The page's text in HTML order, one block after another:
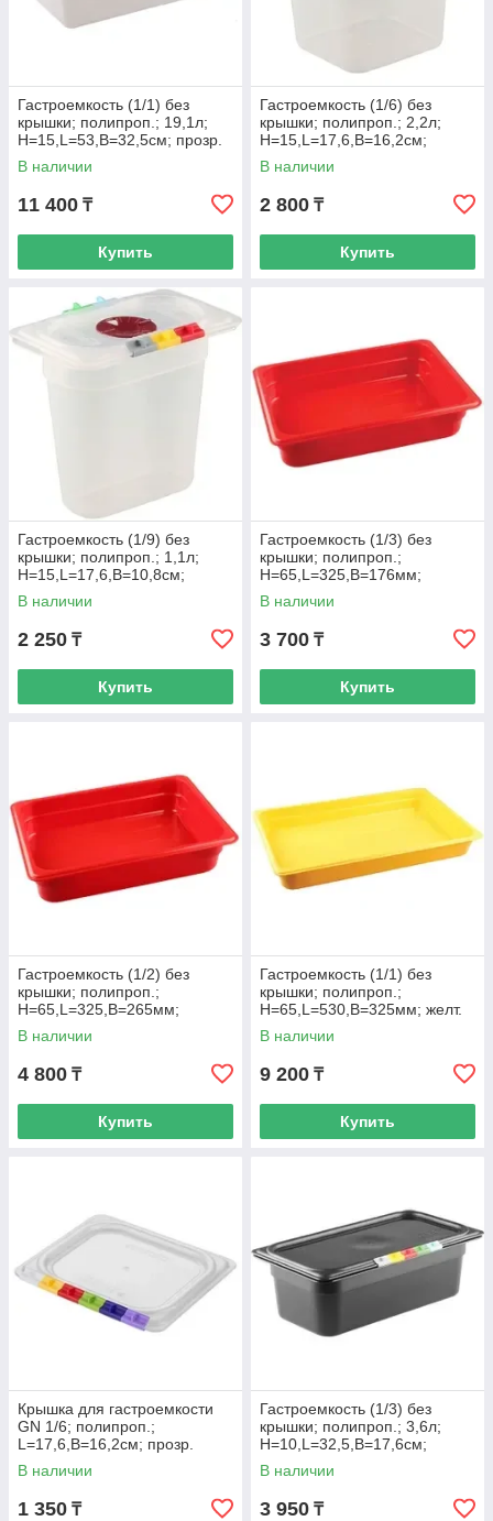
Гастроемкость (1/1) без
крышки; полипроп.; 19,1л;
H=15,L=53,B=32,5см; прозр.
В наличии
11 400 ₸
Купить
Гастроемкость (1/6) без
крышки; полипроп.; 2,2л;
H=15,L=17,6,B=16,2см;
прозр.
В наличии
2 800 ₸
Купить
Гастроемкость (1/9) без
крышки; полипроп.; 1,1л;
H=15,L=17,6,B=10,8см;
прозр.
В наличии
2 250 ₸
Купить
Гастроемкость (1/3) без
крышки; полипроп.;
H=65,L=325,B=176мм;
красный
В наличии
3 700 ₸
Купить
Гастроемкость (1/2) без
крышки; полипроп.;
H=65,L=325,B=265мм;
красный
В наличии
4 800 ₸
Купить
Гастроемкость (1/1) без
крышки; полипроп.;
H=65,L=530,B=325мм; желт.
В наличии
9 200 ₸
Купить
Крышка для гастроемкости
GN 1/6; полипроп.;
L=17,6,B=16,2см; прозр.
В наличии
1 350 ₸
Гастроемкость (1/3) без
крышки; полипроп.; 3,6л;
H=10,L=32,5,B=17,6см;
черный
В наличии
3 950 ₸